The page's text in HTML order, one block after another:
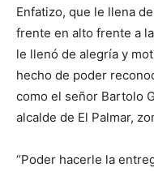
Enfatizo, que le llena
frente en alto frente a
le llenó de alegría y
hecho de poder
como el señor Bartolo
alcalde de El Palmar,
“Poder hacerle la